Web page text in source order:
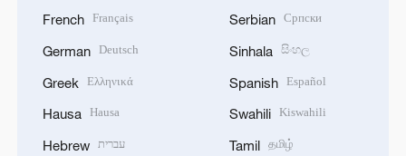
French Français
German Deutsch
Greek Ελληνικά
Hausa Hausa
Hebrew עברית
Serbian Српски
Sinhala සිංහල
Spanish Español
Swahili Kiswahili
Tamil தமிழ்